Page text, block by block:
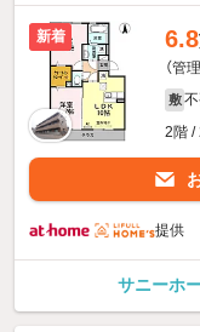
新着 6.8
（管
敷
2階 /
提供
サニーホ